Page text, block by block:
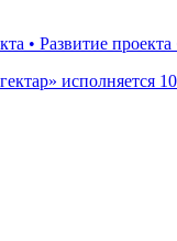
• Развитие
исполняется